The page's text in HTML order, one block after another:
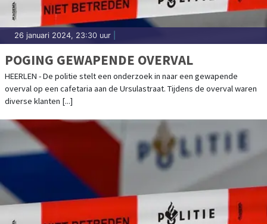
26 januari 2024, 23:30 uur
POGING GEWAPENDE OVERVAL
HEERLEN - De politie stelt een onderzoek in naar een gewapende
overval op een cafetaria aan de Ursulastraat. Tijdens de overval waren
diverse klanten [...]